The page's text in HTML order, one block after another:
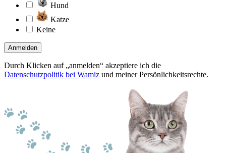
Hund
Katze
Keine
Anmelden
Durch Klicken auf „anmelden“ akzeptiere ich die
Datenschutzpolitik bei Wamiz und meiner Persönlichkeitsrechte.